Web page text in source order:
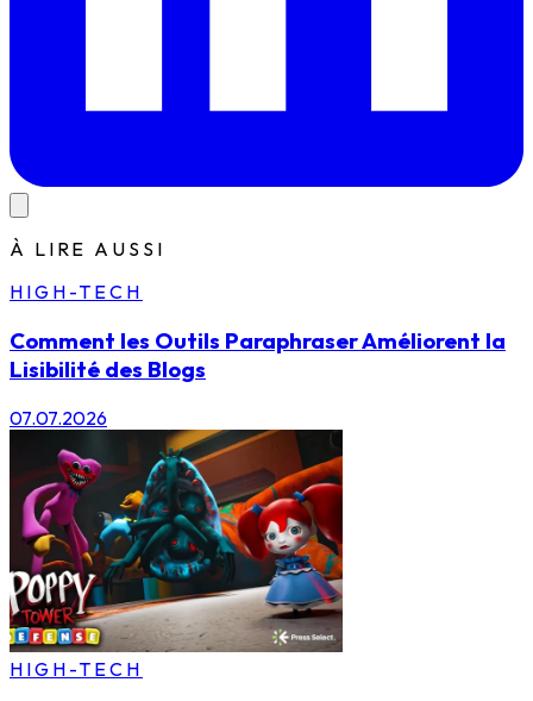
À LIRE AUSSI
HIGH-TECH
Comment les Outils Paraphraser Améliorent la
Lisibilité des Blogs
07.07.2026
HIGH-TECH